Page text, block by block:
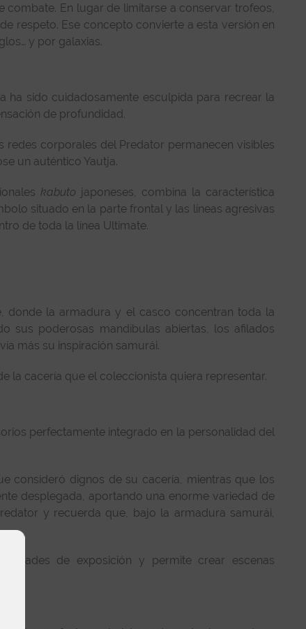
En lugar de limitarse a conservar trofeos,
respeto. Ese concepto convierte a esta versión en
y por galaxias.
ha sido cuidadosamente esculpida para recrear la
de profundidad.
redes corporales del Predator permanecen visibles
un auténtico Yautja.
kabuto japoneses, combina la característica
situado en la parte frontal y las líneas agresivas
de toda la línea Ultimate.
donde la armadura y el casco concentran toda la
sus poderosas mandíbulas abiertas, los afilados
más su inspiración samurái.
la cacería que el coleccionista quiera representar.
perfectamente integrado en la personalidad del
consideró dignos de su cacería, mientras que los
desplegada, aportando una enorme variedad de
y recuerda que, bajo la armadura samurái,
de exposición y permite crear escenas